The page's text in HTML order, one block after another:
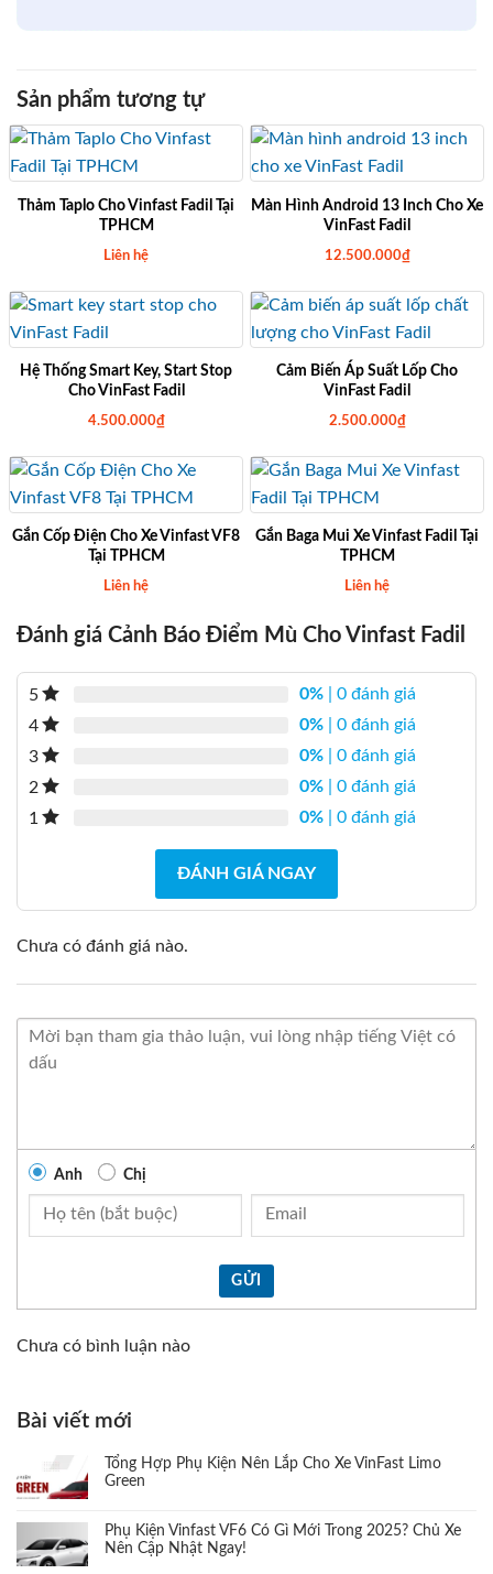
Sản phẩm tương tự
Thảm Taplo Cho Vinfast Fadil Tại
TPHCM
Liên hệ
Màn Hình Android 13 Inch Cho Xe
VinFast Fadil
12.500.000₫
Hệ Thống Smart Key, Start Stop
Cho VinFast Fadil
4.500.000₫
Cảm Biến Áp Suất Lốp Cho
VinFast Fadil
2.500.000₫
Gắn Cốp Điện Cho Xe Vinfast VF8
Tại TPHCM
Liên hệ
Gắn Baga Mui Xe Vinfast Fadil Tại
TPHCM
Liên hệ
Đánh giá Cảnh Báo Điểm Mù Cho Vinfast Fadil
5 0% | 0 đánh giá
4
0% | 0 đánh giá
3
0% | 0 đánh giá
2
0% | 0 đánh giá
1
0% | 0 đánh giá
ĐÁNH GIÁ NGAY
Chưa có đánh giá nào.
Anh Chị
GỬI
Chưa có bình luận nào
Bài viết mới
Tổng Hợp Phụ Kiện Nên Lắp Cho Xe VinFast Limo
Green
Phụ Kiện Vinfast VF6 Có Gì Mới Trong 2025? Chủ Xe
Nên Cập Nhật Ngay!